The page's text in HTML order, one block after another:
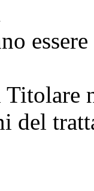
Titolare
del